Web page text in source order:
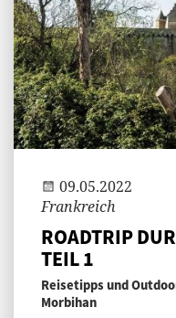
09.05.2022
Frankreich
ROADTRIP
TEIL 1
Reisetipps und
Morbihan